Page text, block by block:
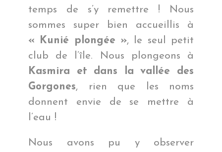
temps de s’y remettre ! Nous
sommes super bien accueillis à
« Kunié plongée », le seul petit
club de l’île. Nous plongeons à
Kasmira et dans la vallée des
Gorgones, rien que les noms
donnent envie de se mettre à
l’eau !
Nous avons pu y observer